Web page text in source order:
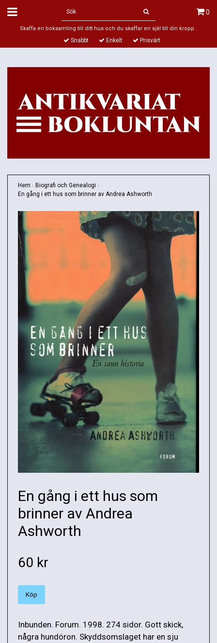
0
Skaffa en boksamling till ditt hus och du skaffar en själ till din kropp .
Snabbt Enkelt Prisvärt
Hem › Biografi och Genealogi ›
En gång i ett hus som brinner av Andrea Ashworth
En gång i ett hus som
brinner av Andrea
Ashworth
60 kr
Köp
Inbunden. Forum. 1998. 274 sidor. Gott skick,
några hundöron. Skyddsomslaget har en sju